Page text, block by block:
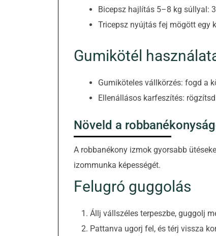
Bicepsz hajlítás 5–8 kg súllyal:
Tricepsz nyújtás fej mögött egy
Gumikötél
Gumiköteles vállkörzés: fogd a
Ellenállásos karfeszítés:
Növeld a
A robbanékony izmok gyorsabb
izommunka képességét.
Felugró guggolás
Állj vállszéles terpeszbe, guggolj
Pattanva ugorj fel, és térj vissza